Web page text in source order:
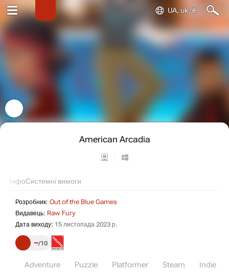
UA, uk, ₴
American Arcadia
ІнфоСистемні вимоги
Розробник: Out of the Blue Games
Видавець: Raw Fury
Дата виходу: 15 листопада 2023 р.
– 10
Adventure Puzzle Platformer Steam Indie